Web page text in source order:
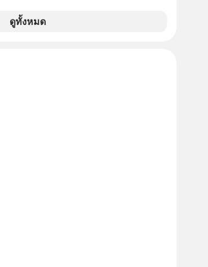
article appeared here
ดูทั้งหมด